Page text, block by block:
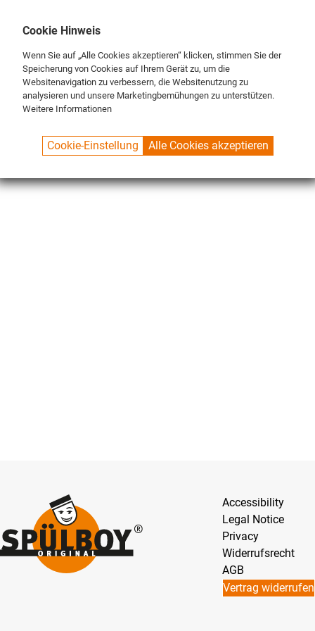
SPUELBOY.DE SHOP ECO LINE DEVICES
Accessibility
Legal Notice
Privacy
Widerrufsrecht
AGB
Vertrag widerrufen
Cookie Hinweis
Wenn Sie auf „Alle Cookies akzeptieren“ klicken, stimmen Sie der
Speicherung von Cookies auf Ihrem Gerät zu, um die
Websitenavigation zu verbessern, die Websitenutzung zu
analysieren und unsere Marketingbemühungen zu unterstützen.
Weitere Informationen
Cookie-Einstellung Alle Cookies akzeptieren